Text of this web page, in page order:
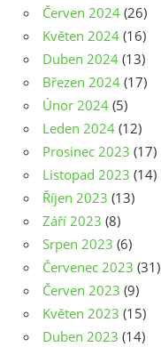
Červen 2024 (26)
Květen 2024 (16)
Duben 2024 (13)
Březen 2024 (17)
Únor 2024 (5)
Leden 2024 (12)
Prosinec 2023 (17)
Listopad 2023 (14)
Říjen 2023 (13)
Září 2023 (8)
Srpen 2023 (6)
Červenec 2023 (31)
Červen 2023 (9)
Květen 2023 (15)
Duben 2023 (14)